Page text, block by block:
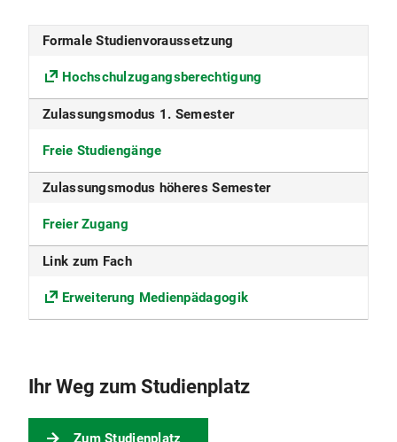
Studiensprache
Fakultät
Fächergruppe
ECTS
Beiträge
Solidarbeitrag Semesterticket.
Studentenwerk
Formale Studienvoraussetzung
Hochschulzugangsberechtigung
Zulassungsmodus 1. Semester
Freie Studiengänge
Zulassungsmodus höheres Semester
Freier Zugang
Link zum Fach
Erweiterung Medienpädagogik
Ihr Weg zum Studienplatz
Zum Studienplatz